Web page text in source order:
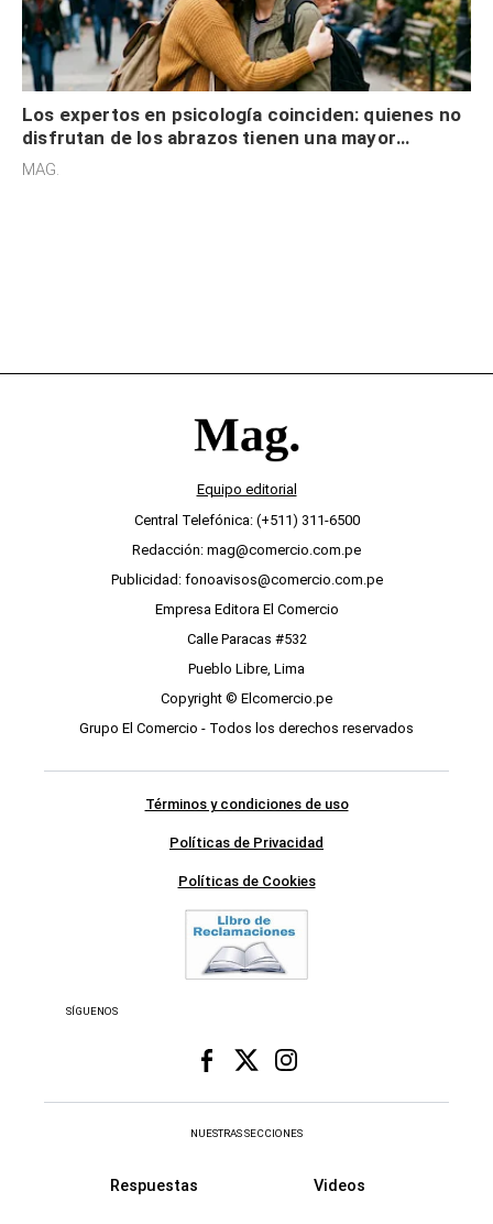
Los expertos en psicología coinciden: quienes no
disfrutan de los abrazos tienen una mayor
sensibilidad a los estímulos físicos y no es por
MAG.
Equipo editorial
Central Telefónica: (+511) 311-6500
Redacción: mag@comercio.com.pe
Publicidad: fonoavisos@comercio.com.pe
Empresa Editora El Comercio
Calle Paracas #532
Pueblo Libre, Lima
Copyright © Elcomercio.pe
Grupo El Comercio - Todos los derechos reservados
Términos y condiciones de uso
Políticas de Privacidad
Políticas de Cookies
SÍGUENOS
NUESTRAS SECCIONES
Respuestas Videos